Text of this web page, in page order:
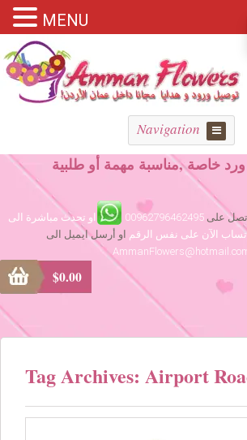
Navigation
خاصة ,مناسبة مهمة أو طلبية
على 00962796462495
او تحدث مباشرة الى
الآن على نفس الرقم او أرسل ايميل الى
$0.00
Tag Archives: Airport
MENU